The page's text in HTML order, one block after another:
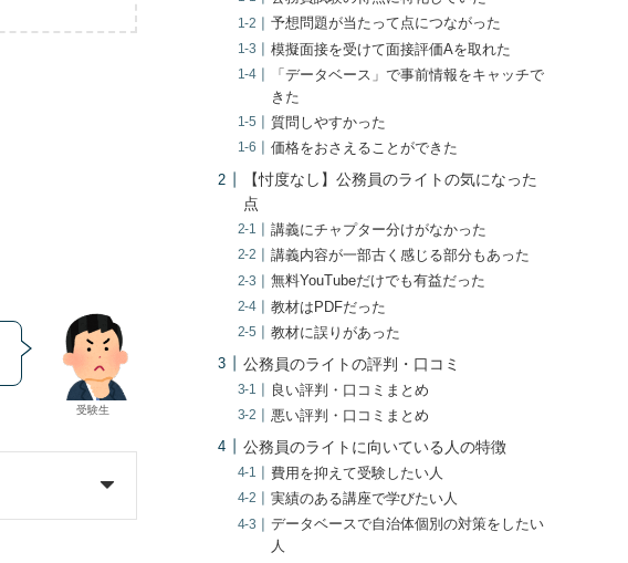
受験生
予想問題が当たって点につながった
模擬面接を受けて面接評価Aを取れた
「データベース」で事前情報をキャッチで
きた
質問しやすかった
価格をおさえることができた
【忖度なし】公務員のライトの気になった
点
講義にチャプター分けがなかった
講義内容が一部古く感じる部分もあった
無料YouTubeだけでも有益だった
教材はPDFだった
教材に誤りがあった
公務員のライトの評判・口コミ
良い評判・口コミまとめ
悪い評判・口コミまとめ
公務員のライトに向いている人の特徴
費用を抑えて受験したい人
実績のある講座で学びたい人
データベースで自治体個別の対策をしたい
人